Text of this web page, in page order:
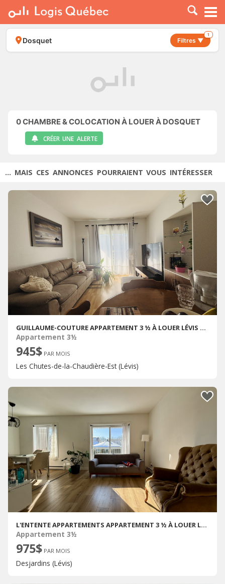
À LOUER
À VENDRE
PLACER UNE ANNONCE
Dosquet Filtres ▼
1
0CHAMBRE & COLOCATION À LOUER À DOSQUET
CRÉER UNE ALERTE
... MAIS CES ANNONCES POURRAIENT VOUS INTÉRESSER
GUILLAUME-COUTURE APPARTEMENT 3 ½ À LOUER LÉVIS SEPTEMBRE 2026
Appartement 3½
945$ PAR MOIS
Les Chutes-de-la-Chaudière-Est (Lévis)
L'ENTENTE APPARTEMENTS APPARTEMENT 3 ½ À LOUER LÉVIS OCTOBRE 2026
Appartement 3½
975$ PAR MOIS
Desjardins (Lévis)